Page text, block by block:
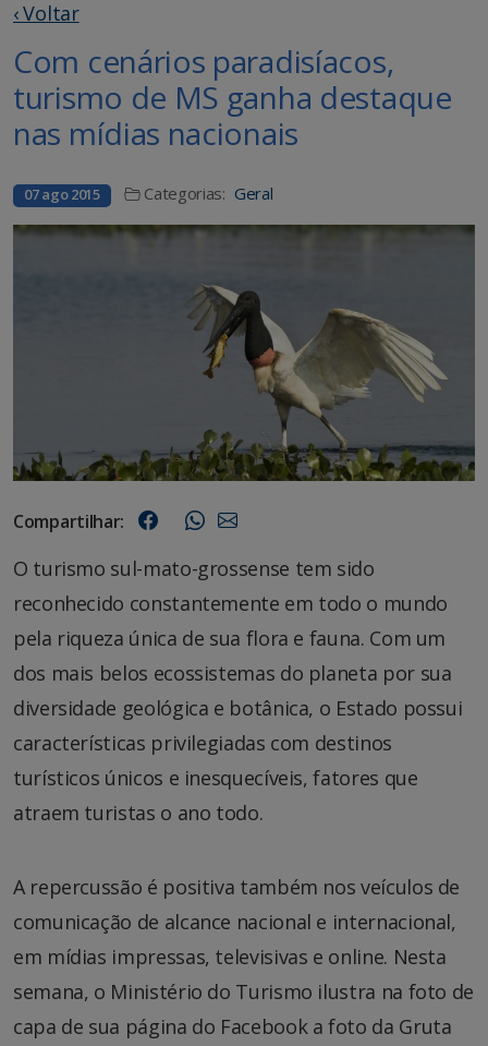
‹ Voltar
Com cenários paradisíacos,
turismo de MS ganha destaque
nas mídias nacionais
07 ago 2015 Categorias: Geral
Compartilhar:
O turismo sul-mato-grossense tem sido
reconhecido constantemente em todo o mundo
pela riqueza única de sua flora e fauna. Com um
dos mais belos ecossistemas do planeta por sua
diversidade geológica e botânica, o Estado possui
características privilegiadas com destinos
turísticos únicos e inesquecíveis, fatores que
atraem turistas o ano todo.
A repercussão é positiva também nos veículos de
comunicação de alcance nacional e internacional,
em mídias impressas, televisivas e online. Nesta
semana, o Ministério do Turismo ilustra na foto de
capa de sua página do Facebook a foto da Gruta